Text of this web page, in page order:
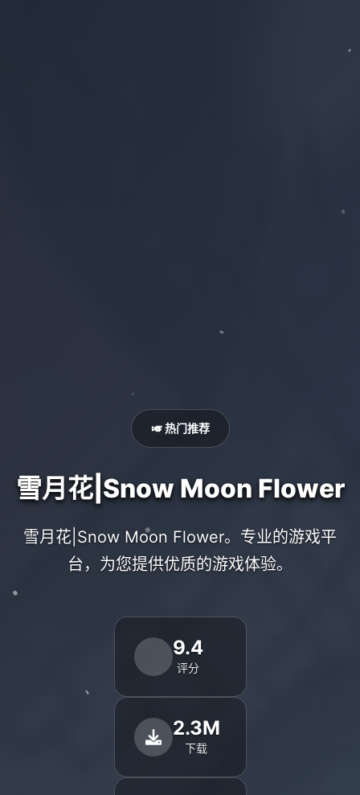
🎺 热门推荐
雪月花|Snow Moon Flower
雪月花|Snow Moon Flower。专业的游戏平
台，为您提供优质的游戏体验。
9.4
评分
2.3M
下载